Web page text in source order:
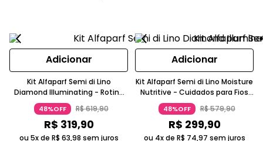
Adicionar
Kit Alfaparf Semi di Lino
Diamond Illuminating - Rotina
Profissional Completa (3
produtos)
48%OFF R$619,90
R$ 319,90
ou 5x de R$ 63,98 sem juros
Adicionar
Kit Alfaparf Semi di Lino Moisture
Nutritive - Cuidados para Fios
Secos e Ressecados (3
produtos)
48%OFF R$579,90
R$ 299,90
ou 4x de R$ 74,97 sem juros